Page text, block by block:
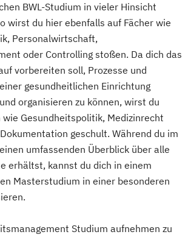
BWL-Studium in vieler Hinsicht
wirst du hier ebenfalls auf Fächer wie
Personalwirtschaft,
oder Controlling stoßen. Da dich das
vorbereiten soll, Prozesse und
gesundheitlichen Einrichtung
organisieren zu können, wirst du
wie Gesundheitspolitik, Medizinrecht
geschult. Während du im
umfassenden Überblick über alle
erhältst, kannst du dich in einem
Masterstudium in einer besonderen
Studium aufnehmen zu